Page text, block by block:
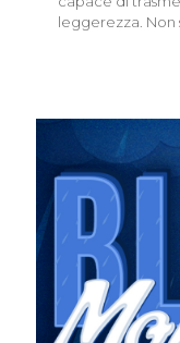
leggerezza. Non